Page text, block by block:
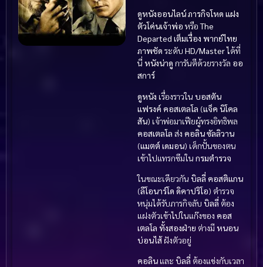
ดูหนังออนไลน์ภารกิจโหด แฝง
ตัวโค่นเจ้าพ่อ หรือThe
Departed เต็มเรื่อง พากย์ไทย
ภาพชัด ระดับ HD/Masterได้ที่
นี่ หนังน่าดู การันตีด้วยรางวัล ออ
สการ์
ดูหนัง เรื่องราวใน บอสตัน
แฟรงค์ คอสเตลโล (แจ็ค นิโคล
สัน) เจ้าพ่อมาเฟียผู้ทรงอิทธิพล
คอสเตลโล ส่ง คอลิน ซัลลิวาน
(แมตต์ เดมอน) เด็กปั้นของตน
เข้าไปแทรกซึมใน กรมตำรวจ
ในขณะเดียวกัน บิลลี่ คอสติแกน
(ลีโอนาร์โด ดิคาปริโอ) ตำรวจ
หนุ่มได้รับภารกิจลับ บิลลี่ ต้อง
แฝงตัวเข้าไปในแก๊งของ คอส
เตลโล ทั้งสองฝ่าย ต่างมี หนอน
บ่อนไส้ฝังตัวอยู่
คอลิน และ บิลลี่ ต้องแข่งกับเวลา